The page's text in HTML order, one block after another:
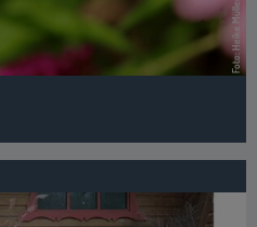
Foto: Heike Müller